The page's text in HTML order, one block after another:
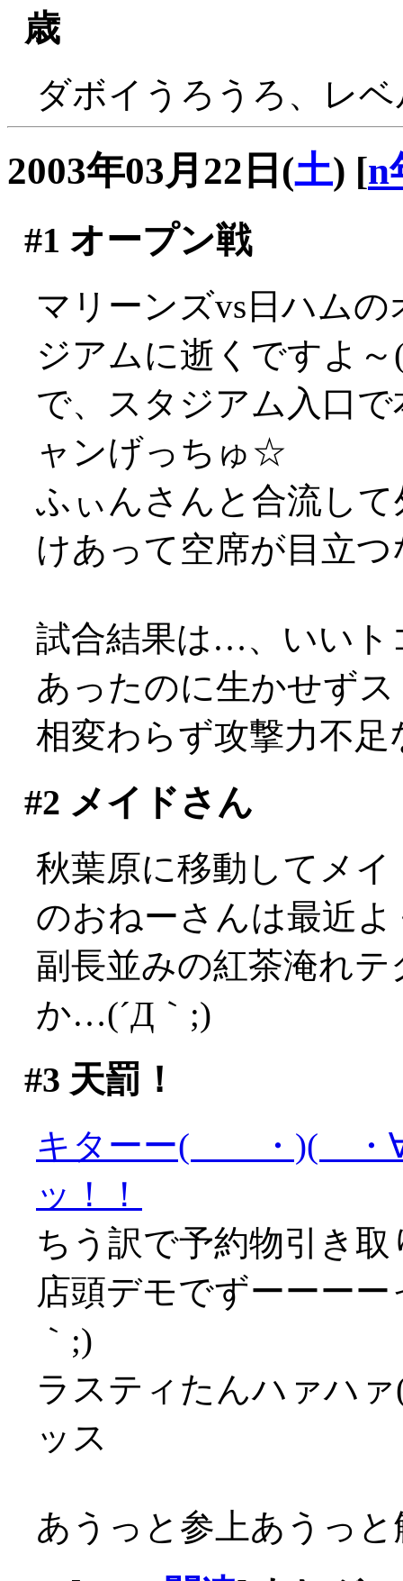
歳
ダボイうろうろ、レ
2003年03月22日(土) [n
#1 オープン戦
マリーンズvs日ハム
ジアムに逝くですよ
で、スタジアム入口
ャンげっちゅ☆
ふぃんさんと合流し
けあって空席が目立
試合結果は…、いいト
あったのに生かせず
相変わらず攻撃力不
#2 メイドさん
秋葉原に移動してメ
のおねーさんは最近
副長並みの紅茶淹れ
か…(´Д｀;)
#3 天罰！
キターー( ・)( ・
ッ！！
ちう訳で予約物引き
店頭デモでずーーー
｀;)
ラスティたんハァハ
ッス
あうっと参上あうっ